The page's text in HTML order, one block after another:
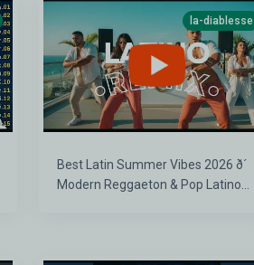
la-diablesse
Best Latin Summer Vibes 2026 ð´
Modern Reggaeton & Pop Latino